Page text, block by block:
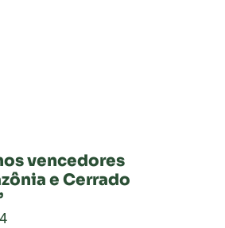
vencedores
e Cerrado